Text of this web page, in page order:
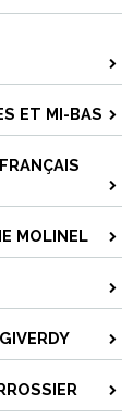
ET MI-BAS
MOLINEL